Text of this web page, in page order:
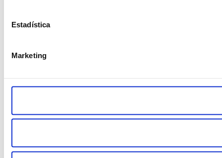
Estadística
Marketing